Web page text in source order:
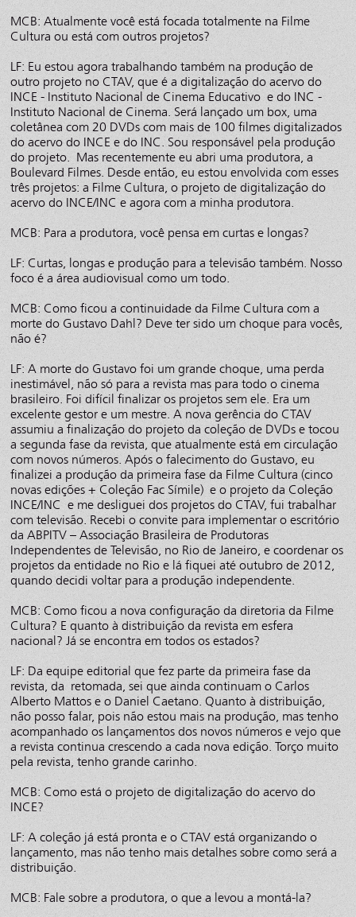
MCB: Atualmente você está focada totalmente na Filme
Cultura ou está com outros projetos?
LF: Eu estou agora trabalhando também na produção de
outro projeto no CTAV, que é a digitalização do acervo do
INCE - Instituto Nacional de Cinema Educativo e do INC -
Instituto Nacional de Cinema. Será lançado um box, uma
coletânea com 20 DVDs com mais de 100 filmes digitalizados
do acervo do INCE e do INC. Sou responsável pela produção
do projeto. Mas recentemente eu abri uma produtora, a
Boulevard Filmes. Desde então, eu estou envolvida com esses
três projetos: a Filme Cultura, o projeto de digitalização do
acervo do INCE/INC e agora com a minha produtora.
MCB: Para a produtora, você pensa em curtas e longas?
LF: Curtas, longas e produção para a televisão também. Nosso
foco é a área audiovisual como um todo.
MCB: Como ficou a continuidade da Filme Cultura com a
morte do Gustavo Dahl? Deve ter sido um choque para vocês,
não é?
LF: A morte do Gustavo foi um grande choque, uma perda
inestimável, não só para a revista mas para todo o cinema
brasileiro. Foi difícil finalizar os projetos sem ele. Era um
excelente gestor e um mestre. A nova gerência do CTAV
assumiu a finalização do projeto da coleção de DVDs e tocou
a segunda fase da revista, que atualmente está em circulação
com novos números. Após o falecimento do Gustavo, eu
finalizei a produção da primeira fase da Filme Cultura (cinco
novas edições + Coleção Fac Símile) e o projeto da Coleção
INCE/INC e me desliguei dos projetos do CTAV, fui trabalhar
com televisão. Recebi o convite para implementar o escritório
da ABPITV – Associação Brasileira de Produtoras
Independentes de Televisão, no Rio de Janeiro, e coordenar os
projetos da entidade no Rio e lá fiquei até outubro de 2012,
quando decidi voltar para a produção independente.
MCB: Como ficou a nova configuração da diretoria da Filme
Cultura? E quanto à distribuição da revista em esfera
nacional? Já se encontra em todos os estados?
LF: Da equipe editorial que fez parte da primeira fase da
revista, da retomada, sei que ainda continuam o Carlos
Alberto Mattos e o Daniel Caetano. Quanto à distribuição,
não posso falar, pois não estou mais na produção, mas tenho
acompanhado os lançamentos dos novos números e vejo que
a revista continua crescendo a cada nova edição. Torço muito
pela revista, tenho grande carinho.
MCB: Como está o projeto de digitalização do acervo do
INCE?
LF: A coleção já está pronta e o CTAV está organizando o
lançamento, mas não tenho mais detalhes sobre como será a
distribuição.
MCB: Fale sobre a produtora, o que a levou a montá-la?